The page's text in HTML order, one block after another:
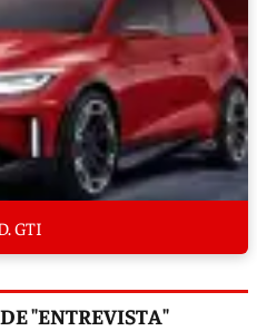
GTI
"ENTREVISTA"